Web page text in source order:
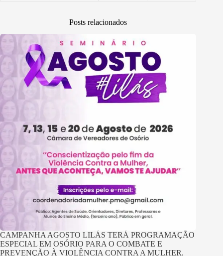
Posts relacionados
CAMPANHA AGOSTO LILÁS TERÁ PROGRAMAÇÃO
ESPECIAL EM OSÓRIO PARA O COMBATE E
PREVENÇÃO À VIOLÊNCIA CONTRA A MULHER.